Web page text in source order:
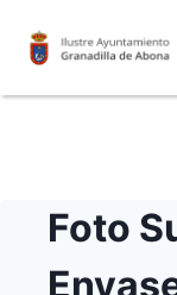
Foto